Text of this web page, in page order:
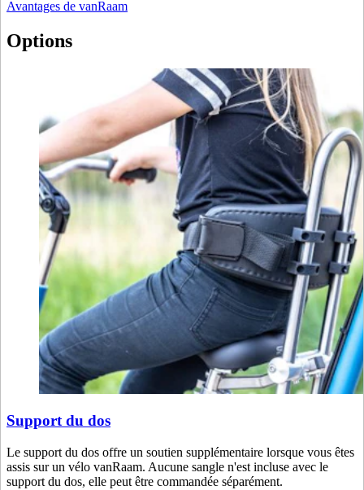
Avantages de vanRaam
Options
Support du dos
Le support du dos offre un soutien supplémentaire lorsque vous êtes
assis sur un vélo vanRaam. Aucune sangle n'est incluse avec le
support du dos, elle peut être commandée séparément.